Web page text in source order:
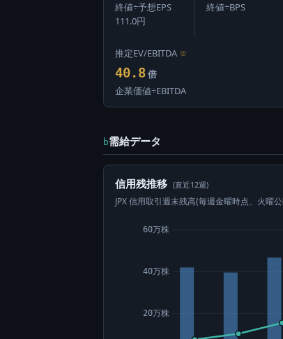
終値÷予想EPS
111.0円
終値÷BPS
推定EV/EBITDA ⊙
40.8 倍
企業価値÷EBITDA
b需給データ
信用残推移 (直近12週)
JPX 信用取引週末残高(毎週金曜時点、火曜
20万株
40万株
60万株